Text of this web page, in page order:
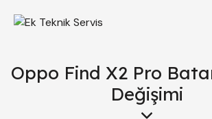
Oppo Find X2 Pro
Değişimi